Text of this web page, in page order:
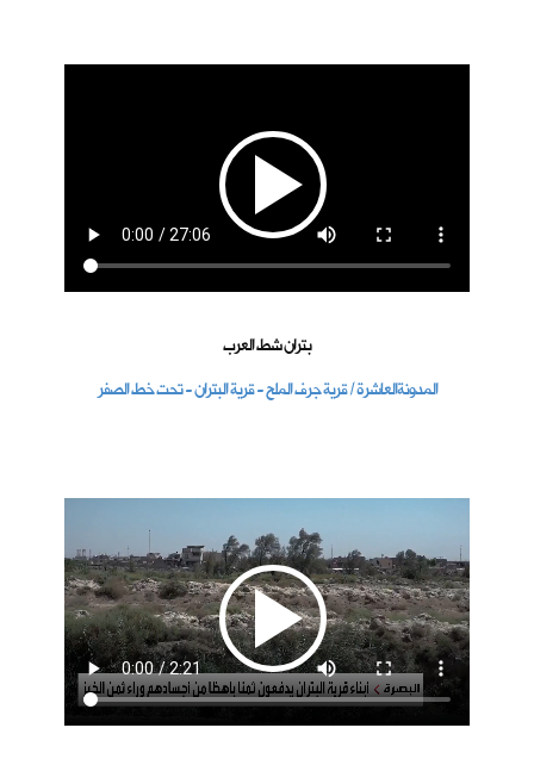
بتران شط العرب
المدونةالعاشرة / قرية جرف الملح - قرية البتران - تحت خط الصفر